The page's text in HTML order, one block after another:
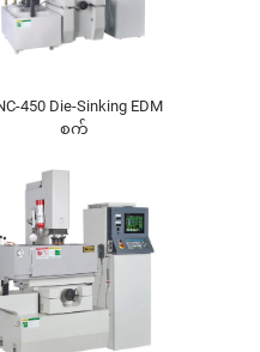
450 Die-Sinking EDM
စက်